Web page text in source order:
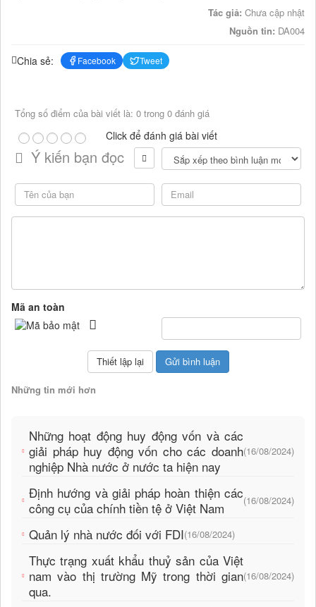
Tác giả: Chưa cập nhật
Nguồn tin: DA004
Chia sẻ: Facebook Tweet
Tổng số điểm của bài viết là: 0 trong 0 đánh giá
Click để đánh giá bài viết
Ý kiến bạn đọc
Mã an toàn
Những tin mới hơn
Những hoạt động huy động vốn và các
giải pháp huy động vốn cho các doanh
nghiệp Nhà nước ở nước ta hiện nay
(16/08/2024)
Định hướng và giải pháp hoàn thiện các
công cụ của chính tiền tệ ở Việt Nam
(16/08/2024)
Quản lý nhà nước đối với FDI(16/08/2024)
Thực trạng xuất khẩu thuỷ sản của Việt
nam vào thị trường Mỹ trong thời gian
qua.
(16/08/2024)